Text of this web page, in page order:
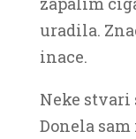
uradila.
inace.
Neke
Donela